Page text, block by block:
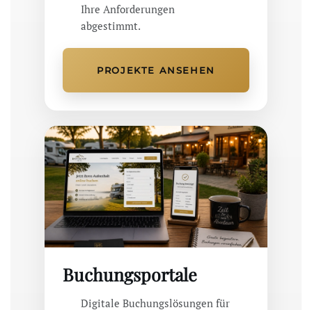
Ihre Anforderungen
abgestimmt.
PROJEKTE ANSEHEN
Buchungsportale
Digitale Buchungslösungen für